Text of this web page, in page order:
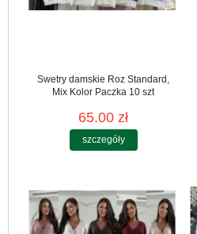
Swetry damskie Roz Standard,
Mix Kolor Paczka 10 szt
65.00 zł
szczegóły